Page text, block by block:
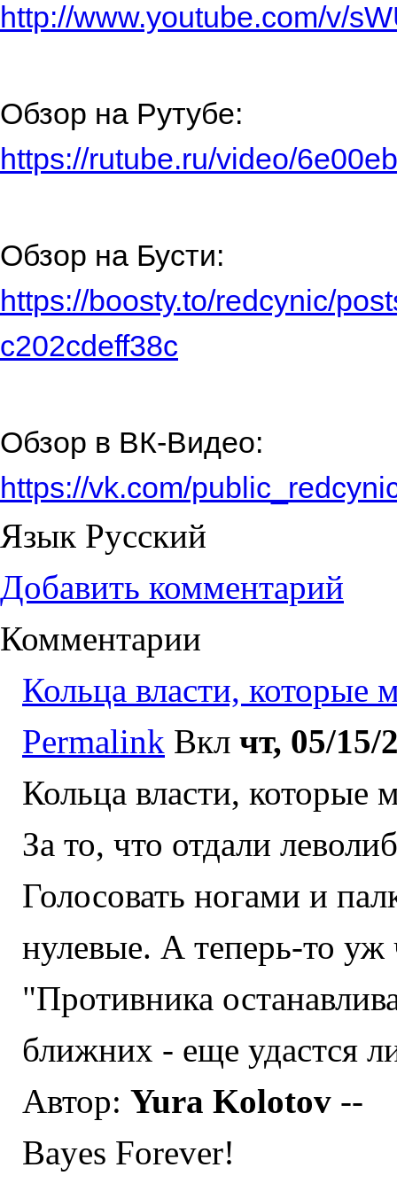
http://www.youtube.com/v/
Обзор на Рутубе:
https://rutube.ru/video/
Обзор на Бусти:
https://boosty.to/redcynic/
c202cdeff38c
Обзор в ВК-Видео:
https://vk.com/
Язык Русский
Добавить комментарий
Комментарии
Кольца власти, которые
Permalink Вкл чт, 05/15/
Кольца власти, которые
За то, что отдали
Голосовать ногами и
нулевые. А теперь-то уж
"Противника
ближних - еще удастся
Автор: Yura Kolotov --
Bayes Forever!